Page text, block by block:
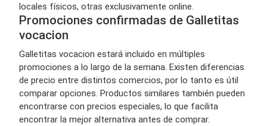
locales físicos, otras exclusivamente online.
Promociones confirmadas de Galletitas
vocacion
Galletitas vocacion estará incluido en múltiples
promociones a lo largo de la semana. Existen diferencias
de precio entre distintos comercios, por lo tanto es útil
comparar opciones. Productos similares también pueden
encontrarse con precios especiales, lo que facilita
encontrar la mejor alternativa antes de comprar.